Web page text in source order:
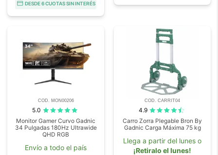
DESDE 6 CUOTAS SIN INTERÉS
COD. MON00206
5.0
Monitor Gamer Curvo Gadnic
34 Pulgadas 180Hz Ultrawide
QHD RGB
Envío a todo el país
COD. CARRIT04
4.9
Carro Zorra Plegable Bron By
Gadnic Carga Máxima 75 kg
Llega a partir del lunes o
¡Retiralo el lunes!